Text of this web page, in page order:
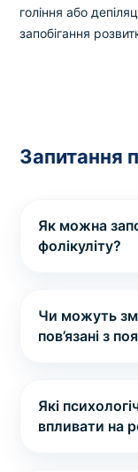
гоління або
запобігання
Запитання
Як можна
фолікуліту?
Чи можуть
пов’язані з
Які
впливати на